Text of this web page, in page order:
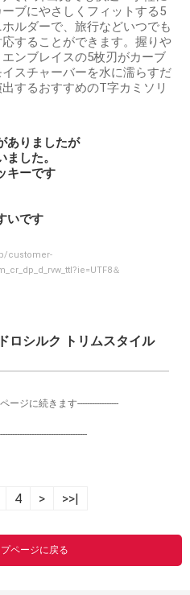
ブにやさしくフィットする5
ルダーで、旅行などいつでも
することができます。握りや
ンブレイスの5枚刃がカーブ
スチャーバーを水に濡らすだ
するおすすめのT字カミソリ
ありましたが
した。
キーです
いです
customer-
＆
ロシルク トリムスタイル
ージに続きます-----------------
4 > >>|
ページに戻る